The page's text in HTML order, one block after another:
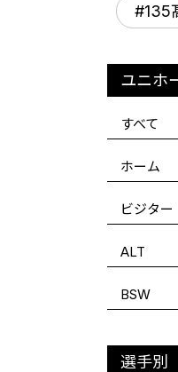
#135
ユニホ
すべて
ホーム
ビジター
ALT
BSW
選手別